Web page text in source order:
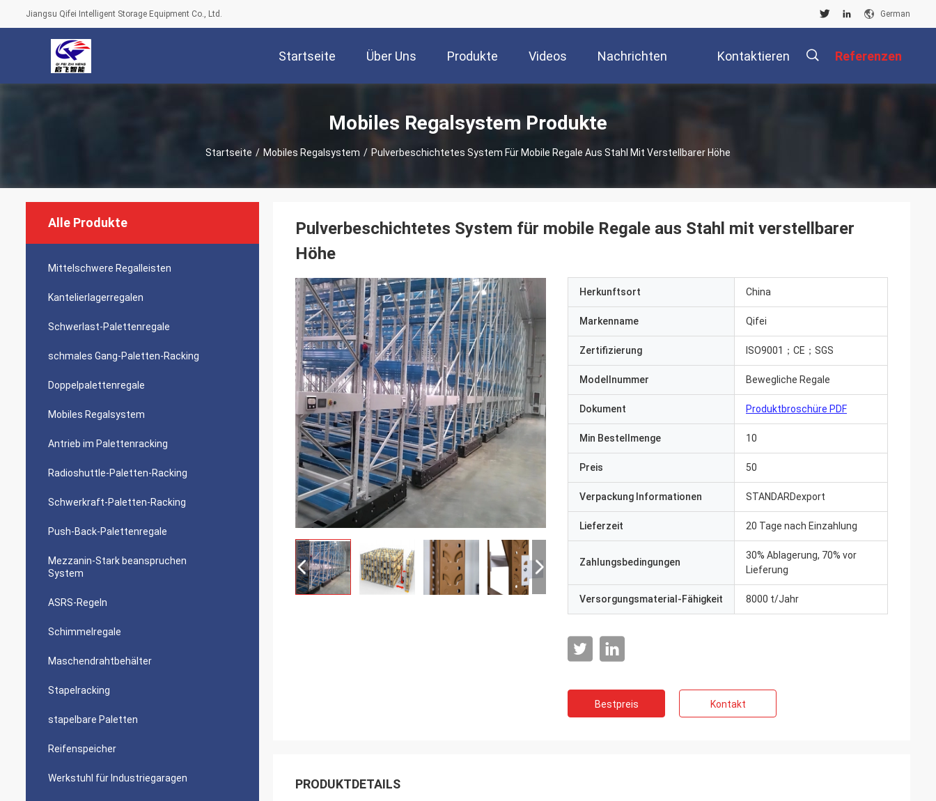
Jiangsu Qifei Intelligent Storage Equipment Co., Ltd. German
Startseite Über Uns Produkte Videos Nachrichten Kontaktieren Referenzen
Mobiles Regalsystem Produkte
Startseite / Mobiles Regalsystem / Pulverbeschichtetes System Für Mobile Regale Aus Stahl Mit Verstellbarer Höhe
Alle Produkte
Mittelschwere Regalleisten
Kantelierlagerregalen
Schwerlast-Palettenregale
schmales Gang-Paletten-Racking
Doppelpalettenregale
Mobiles Regalsystem
Antrieb im Palettenracking
Radioshuttle-Paletten-Racking
Schwerkraft-Paletten-Racking
Push-Back-Palettenregale
Mezzanin-Stark beanspruchen
System
ASRS-Regeln
Schimmelregale
Maschendrahtbehälter
Stapelracking
stapelbare Paletten
Reifenspeicher
Werkstuhl für Industriegaragen
Pulverbeschichtetes System für mobile Regale aus Stahl mit verstellbarer
Höhe
Herkunftsort China
Markenname Qifei
Zertifizierung ISO9001；CE；SGS
Modellnummer Bewegliche Regale
Dokument Produktbroschüre PDF
Min Bestellmenge 10
Preis 50
Verpackung Informationen STANDARDexport
Lieferzeit 20 Tage nach Einzahlung
Zahlungsbedingungen
30% Ablagerung, 70% vor
Lieferung
Versorgungsmaterial-Fähigkeit 8000 t/Jahr
Bestpreis Kontakt
PRODUKTDETAILS